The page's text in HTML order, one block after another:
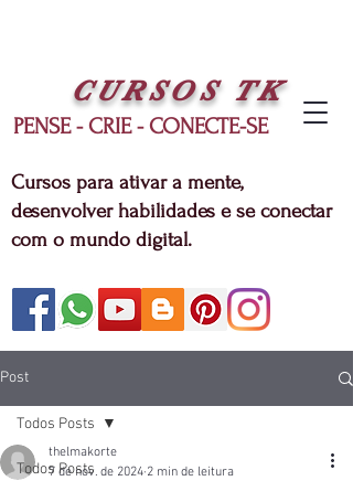
CURSOS TK
PENSE - CRIE - CONECTE-SE
Cursos para ativar a mente,
desenvolver habilidades e se conectar
com o mundo digital.
Post
Todos Posts
Todos Posts
thelmakorte
7 de nov. de 2024 2 min de leitura